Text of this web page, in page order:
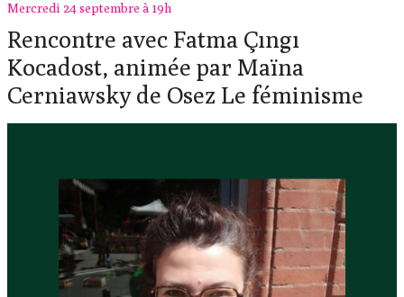
Mercredi 24 septembre à 19h
Rencontre avec Fatma Çıngı
Kocadost, animée par Maïna
Cerniawsky de Osez Le féminisme